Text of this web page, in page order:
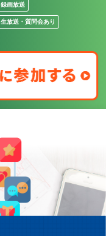
録画放送
生放送・質問会あり